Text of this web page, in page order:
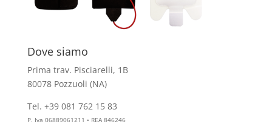
Dove siamo
Prima trav. Pisciarelli, 1B
80078 Pozzuoli (NA)
Tel. +39 081 762 15 83
P. Iva 06889061211 • REA 846246